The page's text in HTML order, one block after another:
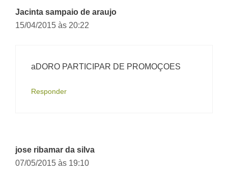
Jacinta sampaio de araujo
15/04/2015 às 20:22
aDORO PARTICIPAR DE PROMOÇOES
Responder
jose ribamar da silva
07/05/2015 às 19:10